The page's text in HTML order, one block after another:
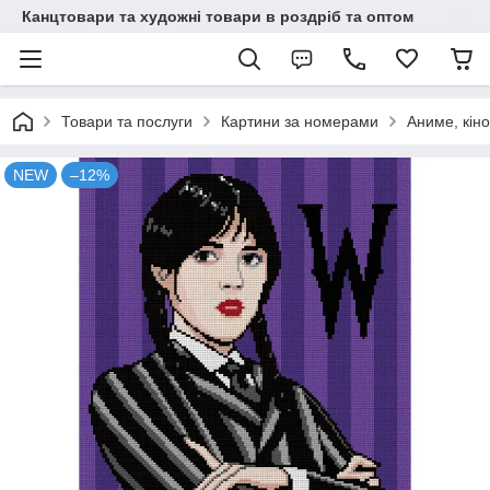
Канцтовари та художні товари в роздріб та оптом
Товари та послуги Картини за номерами Аниме,
NEW –12%